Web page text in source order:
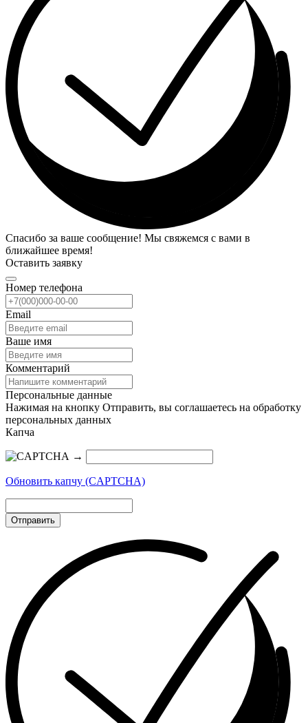
Спасибо за ваше сообщение! Мы свяжемся с вами в
ближайшее время!
Оставить заявку
Номер телефона
Email
Ваше имя
Комментарий
Персональные данные
Нажимая на кнопку Отправить, вы соглашаетесь на обработку
персональных данных
Капча
→
Обновить капчу (CAPTCHA)
Отправить